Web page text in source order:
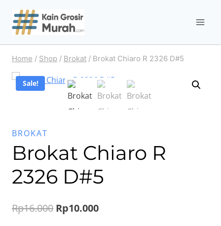
Home / Shop / Brokat / Brokat Chiaro R 2326 D#5
Sale!
BROKAT
Brokat Chiaro R
2326 D#5
Rp16.000 Original
Rp10.000Current